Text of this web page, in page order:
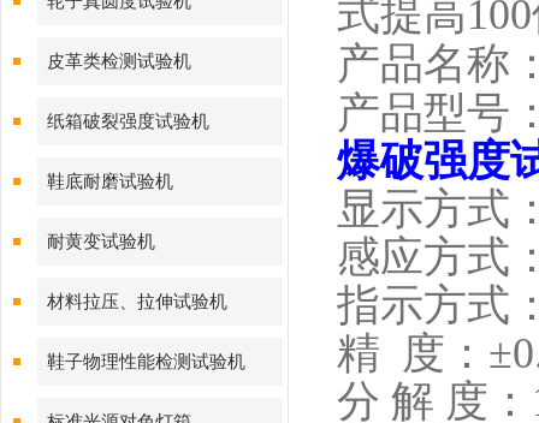
皮革类检测试验机
纸箱破裂强度试验机
鞋底耐磨试验机
耐黄变试验机
材料拉压、拉伸试验机
鞋子物理性能检测试验机
式提高
产品名称
产品型号
爆破强度
显示方式
感应方式
指示方式
精 度：
分 解 度：